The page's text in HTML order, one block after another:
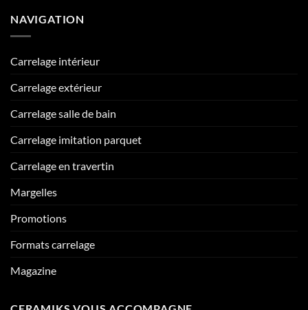
NAVIGATION
Carrelage intérieur
Carrelage extérieur
Carrelage salle de bain
Carrelage imitation parquet
Carrelage en travertin
Margelles
Promotions
Formats carrelage
Magazine